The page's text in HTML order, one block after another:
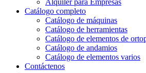
Alquiler para Empresas
Catálogo completo
Catálogo de máquinas
Catálogo de herramientas
Catálogo de elementos de
Catálogo de andamios
Catálogo de elementos varios
Contáctenos